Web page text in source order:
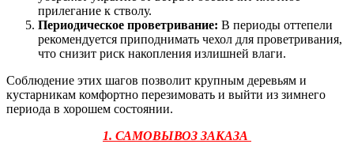
прилегание к стволу.
Периодическое проветривание: В периоды оттепели
рекомендуется приподнимать чехол для проветривания,
что снизит риск накопления излишней влаги.
Соблюдение этих шагов позволит крупным деревьям и
кустарникам комфортно перезимовать и выйти из зимнего
периода в хорошем состоянии.
1. САМОВЫВОЗ ЗАКАЗА